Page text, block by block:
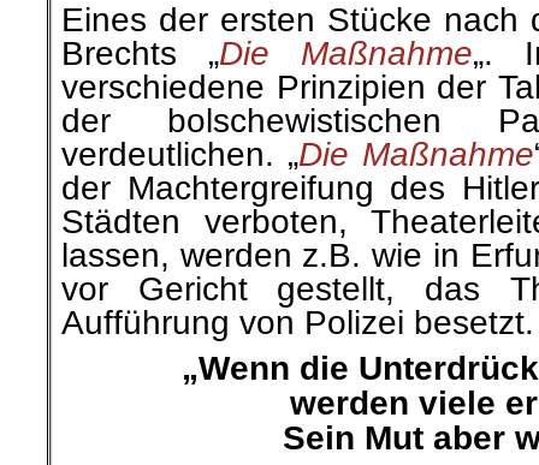
Eines der ersten Stücke nach
Brechts „Die Maßnahme„.
verschiedene Prinzipien der
der bolschewistischen
verdeutlichen. „Die Maßnahme
der Machtergreifung des
Städten verboten,
lassen, werden z.B. wie in
vor Gericht gestellt, das
Aufführung von Polizei besetzt.
„Wenn die
werden viele
Sein Mut aber